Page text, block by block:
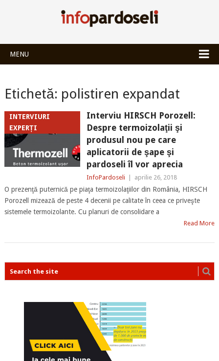
MENU
Etichetă: polistiren expandat
INTERVIURI
EXPERȚI
Interviu HIRSCH Porozell:
Despre termoizolaţii şi
produsul nou pe care
aplicatorii de şape şi
pardoseli îl vor aprecia
InfoPardoseli aprilie 26, 2018
O prezenţă puternică pe piaţa termoizolaţiilor din România, HIRSCH
Porozell mizează de peste 4 decenii pe calitate în ceea ce priveşte
sistemele termoizolante. Cu planuri de consolidare a
Read More
POSTS
NAVIGATION